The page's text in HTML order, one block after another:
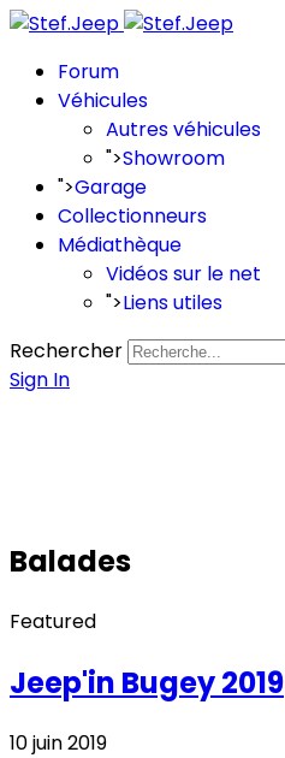
Forum
Véhicules
Autres véhicules
">Showroom
">Garage
Collectionneurs
Médiathèque
Vidéos sur le net
">Liens utiles
Rechercher
Sign In
Balades
Featured
Jeep'in Bugey 2019
10 juin 2019